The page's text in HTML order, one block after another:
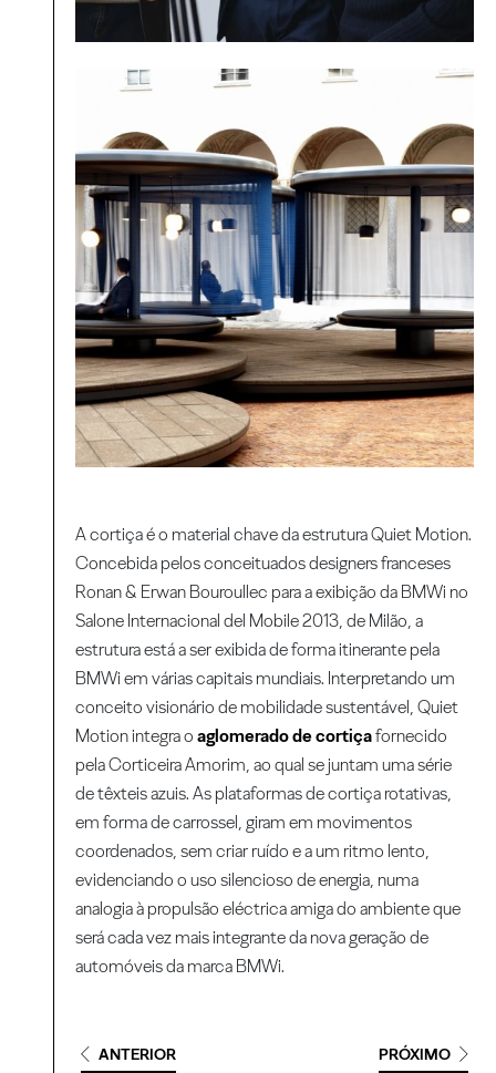
A cortiça é o material chave da estrutura Quiet Motion.
Concebida pelos conceituados designers franceses
Ronan & Erwan Bouroullec para a exibição da BMWi no
Salone Internacional del Mobile 2013, de Milão, a
estrutura está a ser exibida de forma itinerante pela
BMWi em várias capitais mundiais. Interpretando um
conceito visionário de mobilidade sustentável, Quiet
Motion integra oaglomerado de cortiçafornecido
pela Corticeira Amorim, ao qual se juntam uma série
de têxteis azuis. As plataformas de cortiça rotativas,
em forma de carrossel, giram em movimentos
coordenados, sem criar ruído e a um ritmo lento,
evidenciando o uso silencioso de energia, numa
analogia à propulsão eléctrica amiga do ambiente que
será cada vez mais integrante da nova geração de
automóveis da marca BMWi.
ANTERIOR PRÓXIMO